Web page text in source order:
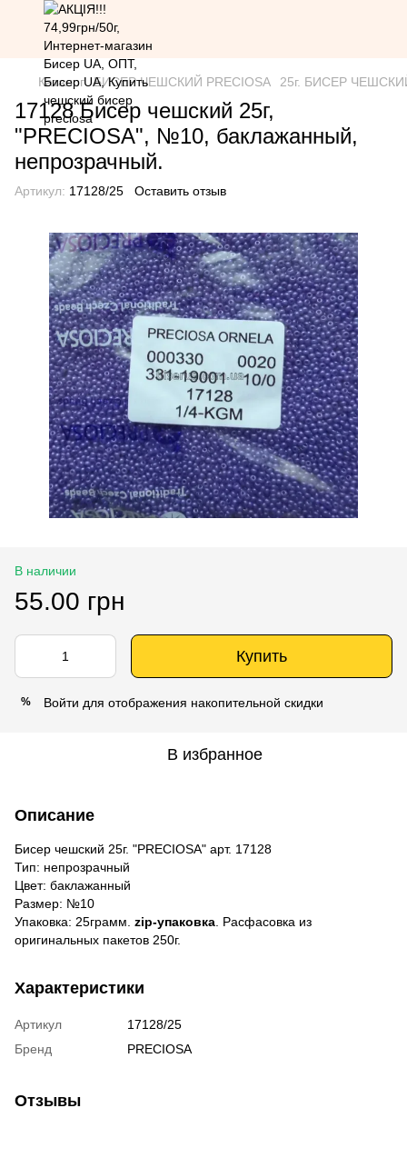
Каталог БИСЕР ЧЕШСКИЙ PRECIOSA 25г. БИСЕР ЧЕШСКИЙ
17128 Бисер чешский 25г,
"PRECIOSA", №10, баклажанный,
непрозрачный.
Артикул: 17128/25 Оставить отзыв
В наличии
55.00 грн
Купить
% Войти для отображения накопительной скидки
В избранное
Описание
Бисер чешский 25г. "PRECIOSA" арт. 17128
Тип: непрозрачный
Цвет: баклажанный
Размер: №10
Упаковка: 25грамм. zip-упаковка . Расфасовка из
оригинальных пакетов 250г.
Характеристики
Артикул
17128/25
Бренд
PRECIOSA
Отзывы